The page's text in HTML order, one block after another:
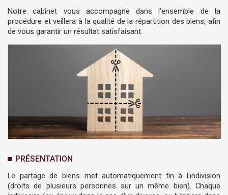
Notre cabinet vous accompagne dans l'ensemble de la
procédure et veillera à la qualité de la répartition des biens, afin
de vous garantir un résultat satisfaisant.
PRÉSENTATION
Le partage de biens met automatiquement fin à l'indivision
(droits de plusieurs personnes sur un même bien). Chaque